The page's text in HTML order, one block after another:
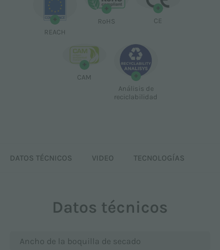
DATOS TÉCNICOS VIDEO TECNOLOGÍAS
Datos técnicos
Ancho de la boquilla de secado
REACH
RoHS
CE
CAM
Análisis de
reciclabilidad